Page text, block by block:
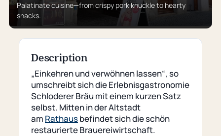
Palatinate cuisine—from crispy pork knuckle to hearty
snacks.
Description
„Einkehren und verwöhnen lassen“, so
umschreibt sich die Erlebnisgastronomie
Schloderer Bräu mit einem kurzen Satz
selbst. Mitten in der Altstadt
am Rathausbefindet sich die schön
restaurierte Brauereiwirtschaft.